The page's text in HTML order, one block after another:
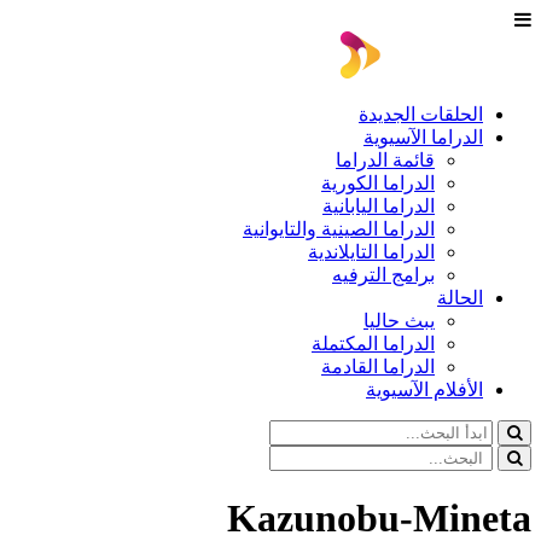
الحلقات الجديدة
الدراما الآسيوية
قائمة الدراما
الدراما الكورية
الدراما اليابانية
الدراما الصينية والتايوانية
الدراما التايلاندية
برامج الترفيه
الحالة
يبث حاليا
الدراما المكتملة
الدراما القادمة
الأفلام الآسيوية
Kazunobu-Mineta